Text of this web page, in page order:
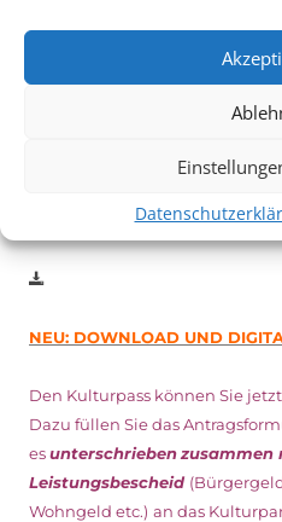
Vom 19. August bist zum 9.
Inhaber*innen freien Eintritt
Minuten vor Beginn des Films
DIGITAL KULTURPASS BEANTRAGEN
NEU: DOWNLOAD UND
Den Kulturpass können Sie
Dazu füllen Sie das
esunterschriebenzusammen
Leistungsbescheid
Wohngeld etc.) an das